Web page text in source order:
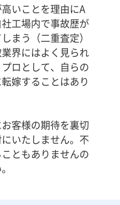
いことを理由にA
工場内で事故歴が
まう（二重査定）
界にはよく見られ
ロとして、自らの
嫁することはあり
客様の期待を裏切
いたしません。不
ともありませんの